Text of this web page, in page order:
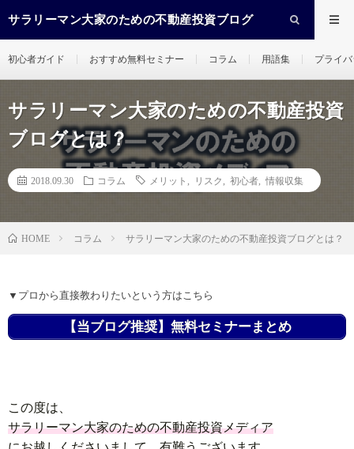
サラリーマン大家のための不動産投資ブログ
初心者ガイド おすすめ無料セミナー コラム 用語集 プライ
サラリーマン大家のための不動産投資
ブログとは？
2018.09.30 コラム メリット リスク 初心者 情報収集
HOME コラム サラリーマン大家のための不動産投資ブログとは？
▼プロから直接教わりたいという方はこちら
【当ブログ推奨】無料セミナーまとめ
この度は、
サラリーマン大家のための不動産投資メディア